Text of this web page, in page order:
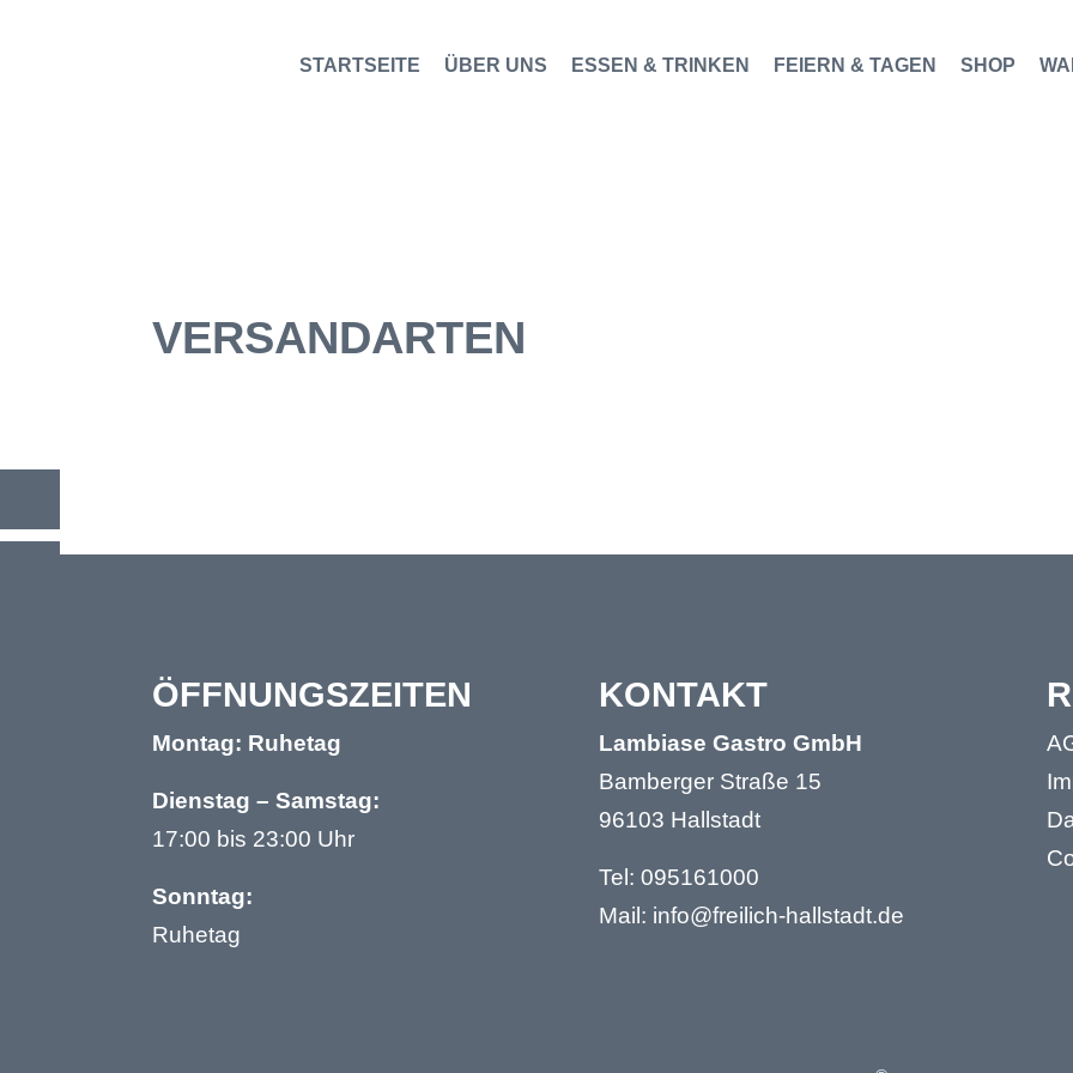
STARTSEITE ÜBER UNS ESSEN & TRINKEN FEIERN & TAGEN SHOP
VERSANDARTEN
ÖFFNUNGS­ZEITEN
Montag: Ruhetag
Dienstag – Samstag:
17:00 bis 23:00 Uhr
Sonntag:
Ruhetag
KONTAKT
Lambiase Gastro GmbH
Bamberger Straße 15
96103 Hallstadt
Tel:095161000
Mail: info@freilich-hallstadt.de